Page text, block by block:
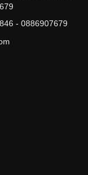
- 0886907679